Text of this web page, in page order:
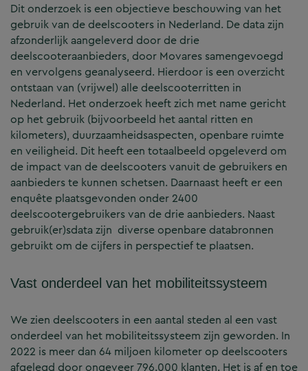
Dit onderzoek is een objectieve beschouwing van het
gebruik van de deelscooters in Nederland. De data zijn
afzonderlijk aangeleverd door de drie
deelscooteraanbieders, door Movares samengevoegd
en vervolgens geanalyseerd. Hierdoor is een overzicht
ontstaan van (vrijwel) alle deelscooterritten in
Nederland. Het onderzoek heeft zich met name gericht
op het gebruik (bijvoorbeeld het aantal ritten en
kilometers), duurzaamheidsaspecten, openbare ruimte
en veiligheid. Dit heeft een totaalbeeld opgeleverd om
de impact van de deelscooters vanuit de gebruikers en
aanbieders te kunnen schetsen. Daarnaast heeft er een
enquête plaatsgevonden onder 2400
deelscootergebruikers van de drie aanbieders. Naast
gebruik(er)sdata zijn diverse openbare databronnen
gebruikt om de cijfers in perspectief te plaatsen.
Vast onderdeel van het mobiliteitssysteem
We zien deelscooters in een aantal steden al een vast
onderdeel van het mobiliteitssysteem zijn geworden. In
2022 is meer dan 64 miljoen kilometer op deelscooters
afgelegd door ongeveer 796.000 klanten. Het is af en toe